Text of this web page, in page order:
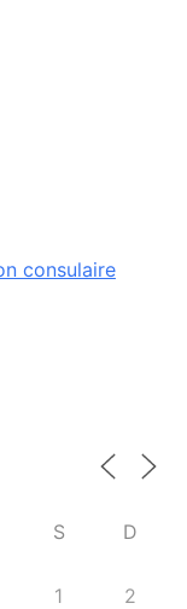
consulaire
S D
1 2